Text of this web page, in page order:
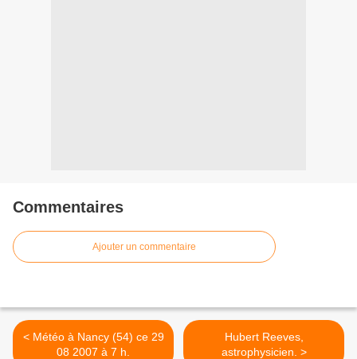
Commentaires
Ajouter un commentaire
< Météo à Nancy (54) ce 29
08 2007 à 7 h.
Hubert Reeves,
astrophysicien. >